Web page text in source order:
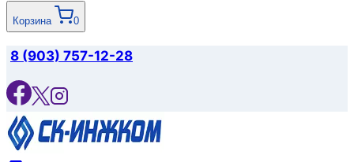
Корзина 0
8 (903) 757-12-28